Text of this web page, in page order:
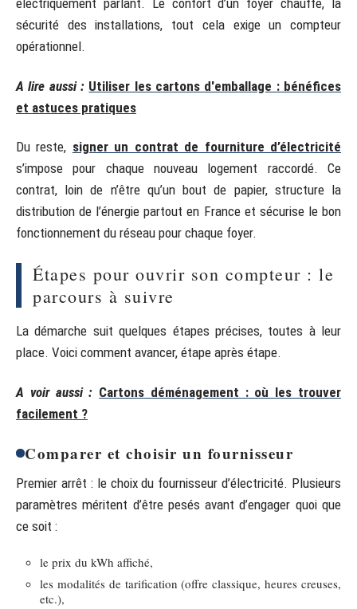
électriquement parlant. Le confort d’un foyer chauffé, la
sécurité des installations, tout cela exige un compteur
opérationnel.
A lire aussi : Utiliser les cartons d'emballage : bénéfices
et astuces pratiques
Du reste, signer un contrat de fourniture d’électricité
s’impose pour chaque nouveau logement raccordé. Ce
contrat, loin de n’être qu’un bout de papier, structure la
distribution de l’énergie partout en France et sécurise le bon
fonctionnement du réseau pour chaque foyer.
Étapes pour ouvrir son compteur : le
parcours à suivre
La démarche suit quelques étapes précises, toutes à leur
place. Voici comment avancer, étape après étape.
A voir aussi : Cartons déménagement : où les trouver
facilement ?
Comparer et choisir un fournisseur
Premier arrêt : le choix du fournisseur d’électricité. Plusieurs
paramètres méritent d’être pesés avant d’engager quoi que
ce soit :
le prix du kWh affiché,
les modalités de tarification (offre classique, heures creuses,
etc.),